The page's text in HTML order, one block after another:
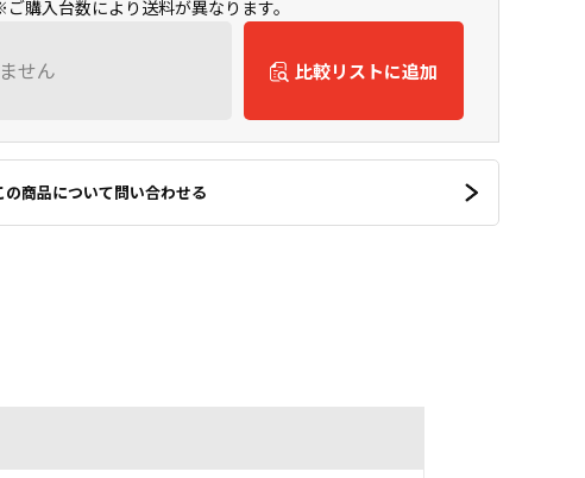
購入台数により送料が異なります。
せん 比較リストに追加
の商品について問い合わせる